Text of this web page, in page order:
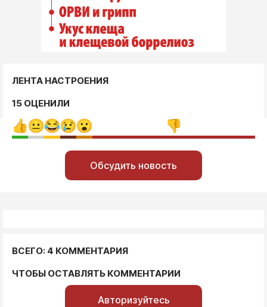
ЛЕНТА НАСТРОЕНИЯ
15 ОЦЕНИЛИ
Обсудить новость
ВСЕГО: 4 КОММЕНТАРИЯ
ЧТОБЫ ОСТАВЛЯТЬ КОММЕНТАРИИ
Авторизуйтесь